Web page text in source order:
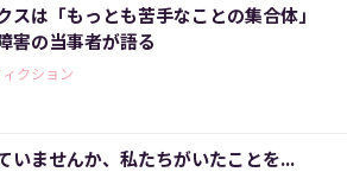
スは「もっとも苦手なことの集合体」
害の当事者が語る
ィクション
いませんか、私たちがいたことを...